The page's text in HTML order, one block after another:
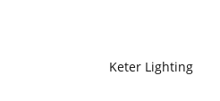
Keter Lighting